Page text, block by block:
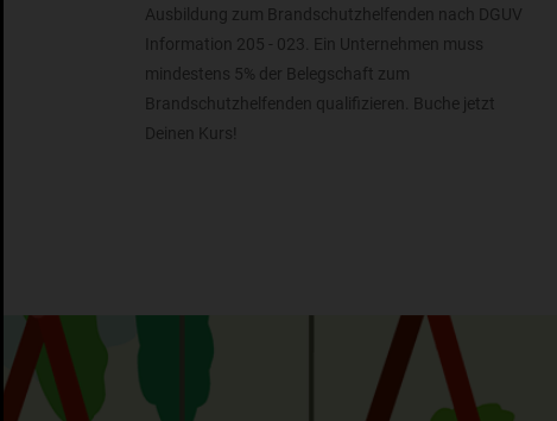
Ausbildung zum Brandschutzhelfenden nach DGUV
Information 205 - 023. Ein Unternehmen muss
mindestens 5% der Belegschaft zum
Brandschutzhelfenden qualifizieren. Buche jetzt
Deinen Kurs!